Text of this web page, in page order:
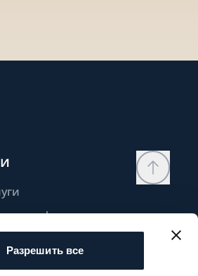
Разрешить все
информация